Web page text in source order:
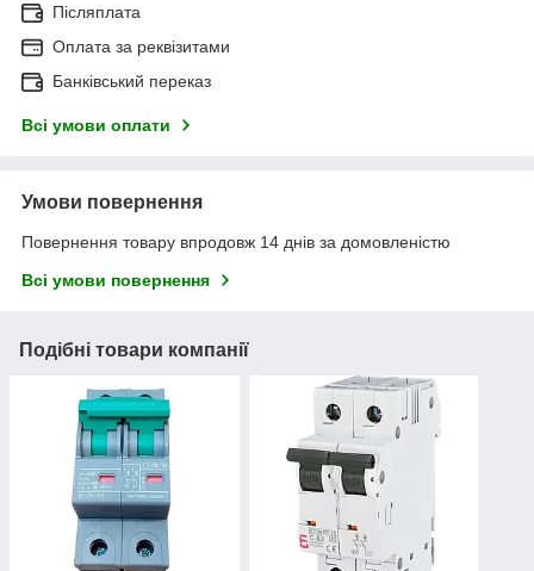
Післяплата
Оплата за реквізитами
Банківський переказ
Всі умови оплати
Умови повернення
Повернення товару впродовж 14 днів за домовленістю
Всі умови повернення
Подібні товари компанії